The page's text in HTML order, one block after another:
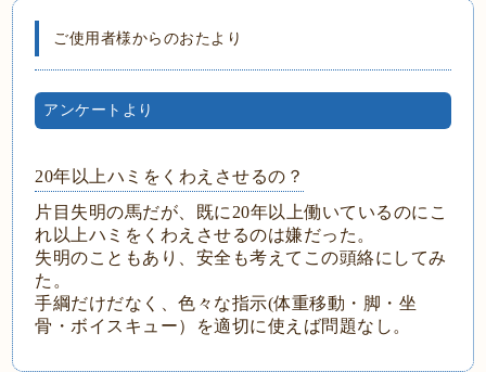
ご使用者様からのおたより
アンケートより
20年以上ハミをくわえさせるの？
片目失明の馬だが、既に20年以上働いているのにこ
れ以上ハミをくわえさせるのは嫌だった。
失明のこともあり、安全も考えてこの頭絡にしてみ
た。
手綱だけだなく、色々な指示(体重移動・脚・坐
骨・ボイスキュー）を適切に使えば問題なし。